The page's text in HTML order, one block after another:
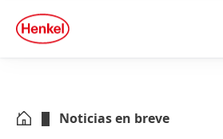
Skip to footer
quick
search
Noticias en breve